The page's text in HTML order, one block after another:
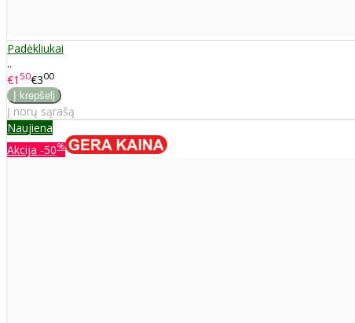
Padėkliukai
..
€1 50€300
Į norų sąrašą
Naujiena
Akcija -50%